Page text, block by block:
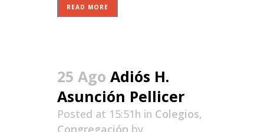
READ MORE
25 Ago Adiós H.
Asunción Pellicer
Posted at 15:51h in Colegios,
Congregación by